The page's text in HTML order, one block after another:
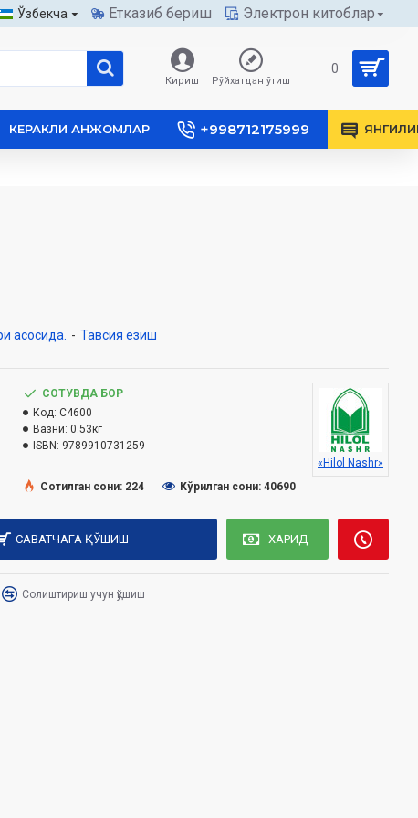
Ўзбекча Етказиб бериш Электрон китоблар
Кириш Рўйхатдан ўтиш
0
КЕРАКЛИ АНЖОМЛАР +998712175999
асосида. - Тавсия ёзиш
СОТУВДА БОР
Код: C4600
Вазни: 0.53кг
ISBN: 9789910731259
«Hilol Nashr»
Сотилган сони: 224
Кўрилган сони: 40690
САВАТЧАГА ҚЎШИШ ХАРИД
Солиштириш учун қўшиш